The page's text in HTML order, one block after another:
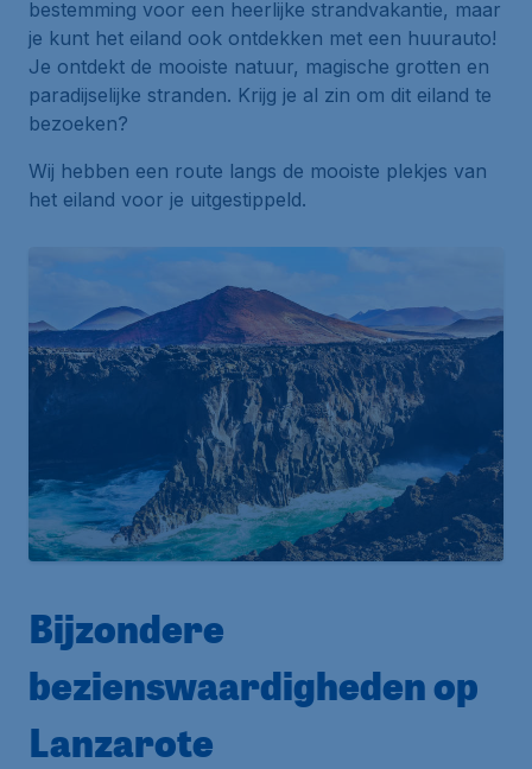
bestemming voor een heerlijke strandvakantie, maar
je kunt het eiland ook ontdekken met een huurauto!
Je ontdekt de mooiste natuur, magische grotten en
paradijselijke stranden. Krijg je al zin om dit eiland te
bezoeken?
Wij hebben een route langs de mooiste plekjes van
het eiland voor je uitgestippeld.
Bijzondere
bezienswaardigheden op
Lanzarote